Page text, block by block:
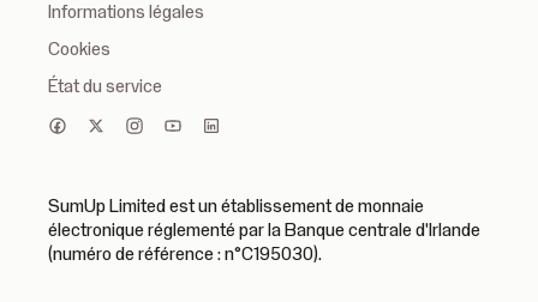
Informations légales
Cookies
État du service
SumUp Limited est un établissement de monnaie
électronique réglementé par la Banque centrale d'Irlande
(numéro de référence : n°C195030).